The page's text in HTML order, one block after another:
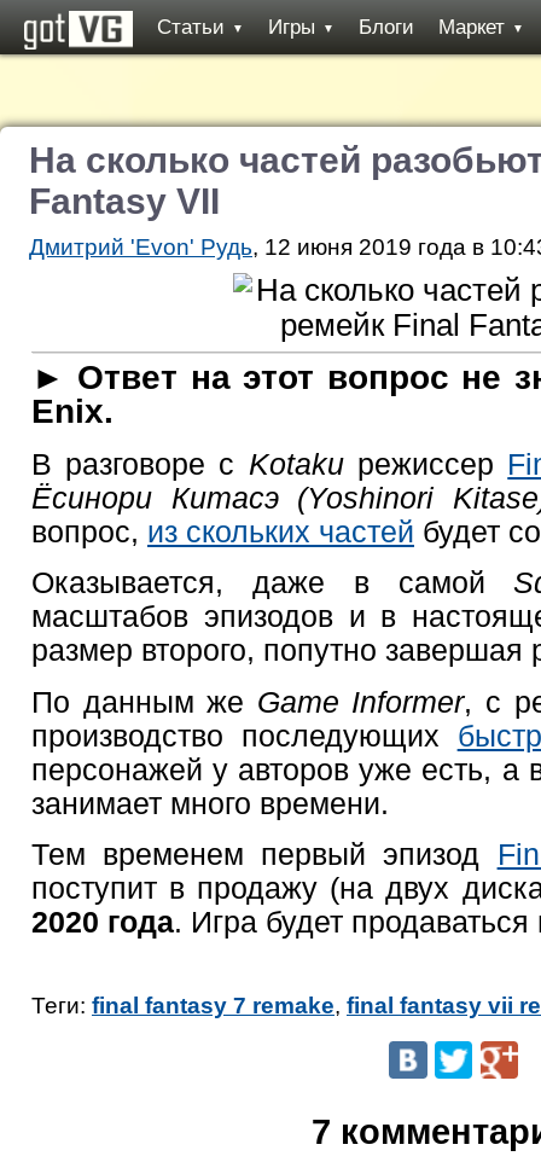
Статьи ▼ Игры ▼ Блоги Маркет ▼
На сколько частей
Fantasy VII
Дмитрий 'Evon' Рудь, 12 июня 2019 года в
► Ответ на этот вопрос не
Enix.
В разговоре с Kotaku режиссер
Ёсинори Китасэ (Yoshinori
вопрос, из скольких частей будет
Оказывается, даже в самой
масштабов эпизодов и в
размер второго, попутно завершая
По данным же Game Informer, с
производство последующих
персонажей у авторов уже есть, а
занимает много времени.
Тем временем первый эпизод
поступит в продажу (на двух
2020 года. Игра будет
Теги: final fantasy 7 remake, final fantasy vii
7